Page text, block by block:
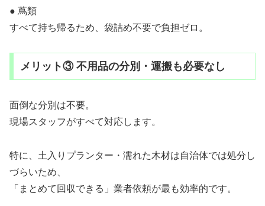
● 蔦類
すべて持ち帰るため、袋詰め不要で負担ゼロ。
メリット③ 不用品の分別・運搬も必要なし
面倒な分別は不要。
現場スタッフがすべて対応します。
特に、土入りプランター・濡れた木材は自治体では処分し
づらいため、
「まとめて回収できる」業者依頼が最も効率的です。